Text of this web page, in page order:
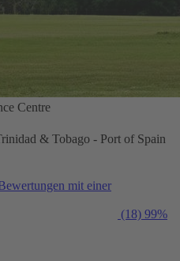
Centre
& Tobago - Port of Spain
mit einer
(18) 99%